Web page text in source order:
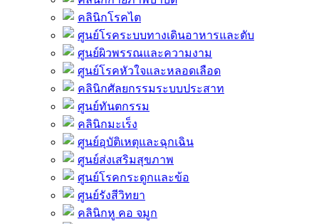
คลินิกโรคไต
ศูนย์โรคระบบทางเดินอาหารและตับ
ศูนย์ผิวพรรณและความงาม
ศูนย์โรคหัวใจและหลอดเลือด
คลินิกศัลยกรรมระบบประสาท
ศูนย์ทันตกรรม
คลินิกมะเร็ง
ศูนย์อุบัติเหตุและฉุกเฉิน
ศูนย์ส่งเสริมสุขภาพ
ศูนย์โรคกระดูกและข้อ
ศูนย์รังสีวิทยา
คลินิกหู คอ จมูก